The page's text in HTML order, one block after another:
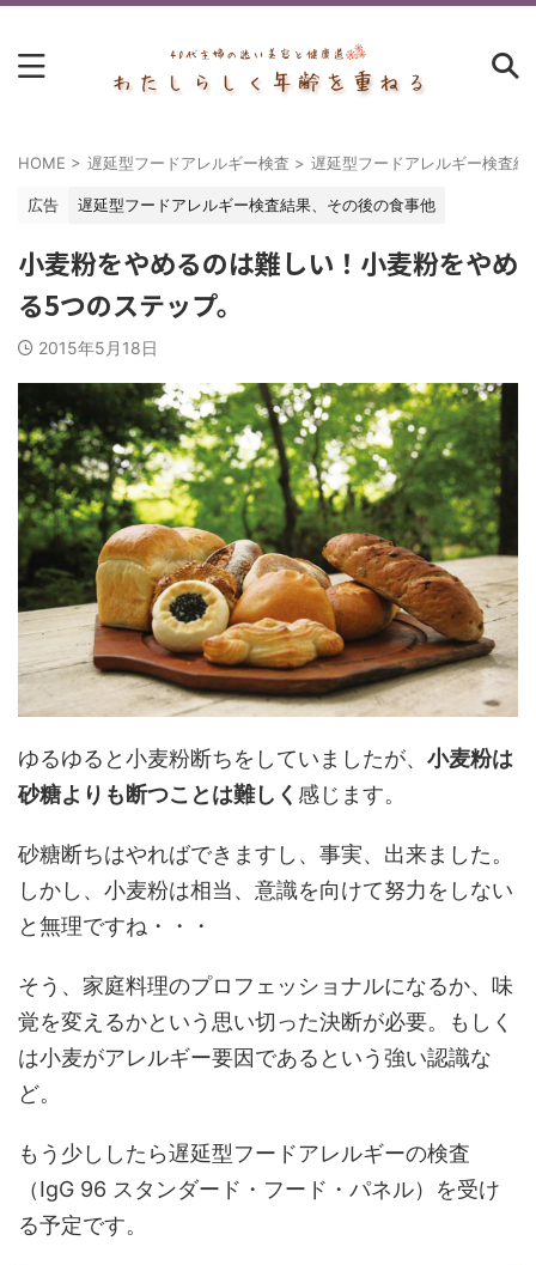
HOME > 遅延型フードアレルギー検査 > 遅延型フードアレルギー検査結
広告 遅延型フードアレルギー検査結果、その後の食事他
小麦粉をやめるのは難しい！小麦粉をやめ
る5つのステップ。
2015年5月18日
ゆるゆると小麦粉断ちをしていましたが、 小麦粉は
砂糖よりも断つことは難しく 感じます。
砂糖断ちはやればできますし、事実、出来ました。
しかし、小麦粉は相当、意識を向けて努力をしない
と無理ですね・・・
そう、家庭料理のプロフェッショナルになるか、味
覚を変えるかという思い切った決断が必要。もしく
は小麦がアレルギー要因であるという強い認識な
ど。
もう少ししたら遅延型フードアレルギーの検査
（IgG 96 スタンダード・フード・パネル）を受け
る予定です。